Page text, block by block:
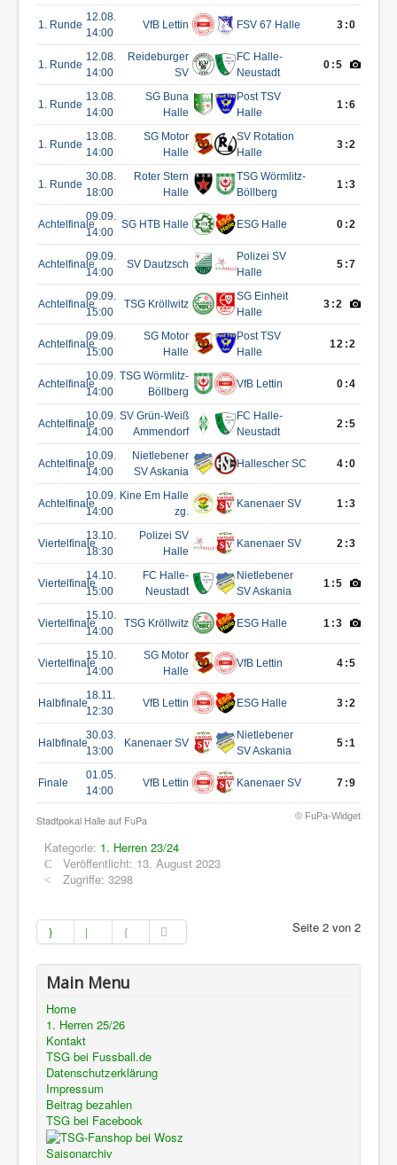
1. Runde
12.08.
14:00
VfB Lettin FSV 67 Halle 3:0
1. Runde
12.08.
14:00
Reideburger
SV
FC Halle-
Neustadt
0:5
1. Runde
13.08.
14:00
SG Buna
Halle
Post TSV
Halle
1:6
1. Runde
13.08.
14:00
SG Motor
Halle
SV Rotation
Halle
3:2
1. Runde
30.08.
18:00
Roter Stern
Halle
TSG Wörmlitz-
Böllberg
1:3
Achtelfinale
09.09.
14:00
SG HTB Halle ESG Halle 0:2
Achtelfinale
09.09.
14:00
SV Dautzsch
Polizei SV
Halle
5:7
Achtelfinale
09.09.
15:00
TSG Kröllwitz
SG Einheit
Halle
3:2
Achtelfinale
09.09.
15:00
SG Motor
Halle
Post TSV
Halle
12:2
Achtelfinale
10.09.
14:00
TSG Wörmlitz-
Böllberg
VfB Lettin 0:4
Achtelfinale
10.09.
14:00
SV Grün-Weiß
Ammendorf
FC Halle-
Neustadt
2:5
Achtelfinale
10.09.
14:00
Nietlebener
SV Askania
Hallescher SC 4:0
Achtelfinale
10.09.
14:00
Kine Em Halle
zg.
Kanenaer SV 1:3
Viertelfinale
13.10.
18:30
Polizei SV
Halle
Kanenaer SV 2:3
Viertelfinale
14.10.
15:00
FC Halle-
Neustadt
Nietlebener
SV Askania
1:5
Viertelfinale
15.10.
14:00
TSG Kröllwitz ESG Halle 1:3
Viertelfinale
15.10.
14:00
SG Motor
Halle
VfB Lettin 4:5
Halbfinale
18.11.
12:30
VfB Lettin ESG Halle 3:2
Halbfinale
30.03.
13:00
Kanenaer SV
Nietlebener
SV Askania
5:1
Finale
01.05.
14:00
VfB Lettin Kanenaer SV 7:9
© FuPa-Widget
Stadtpokal Halle auf FuPa
Kategorie: 1. Herren 23/24
Veröffentlicht: 13. August 2023
Zugriffe: 3298
Seite 2 von 2
Main Menu
Home
1. Herren 25/26
Kontakt
TSG bei Fussball.de
Datenschutzerklärung
Impressum
Beitrag bezahlen
TSG bei Facebook
Saisonarchiv